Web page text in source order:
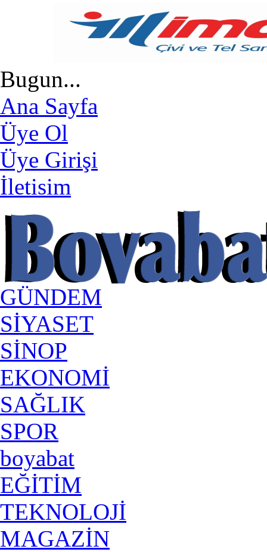
Bugun...
Ana Sayfa
Üye Ol
Üye Girişi
İletisim
GÜNDEM
SİYASET
SİNOP
EKONOMİ
SAĞLIK
SPOR
boyabat
EĞİTİM
TEKNOLOJİ
MAGAZİN